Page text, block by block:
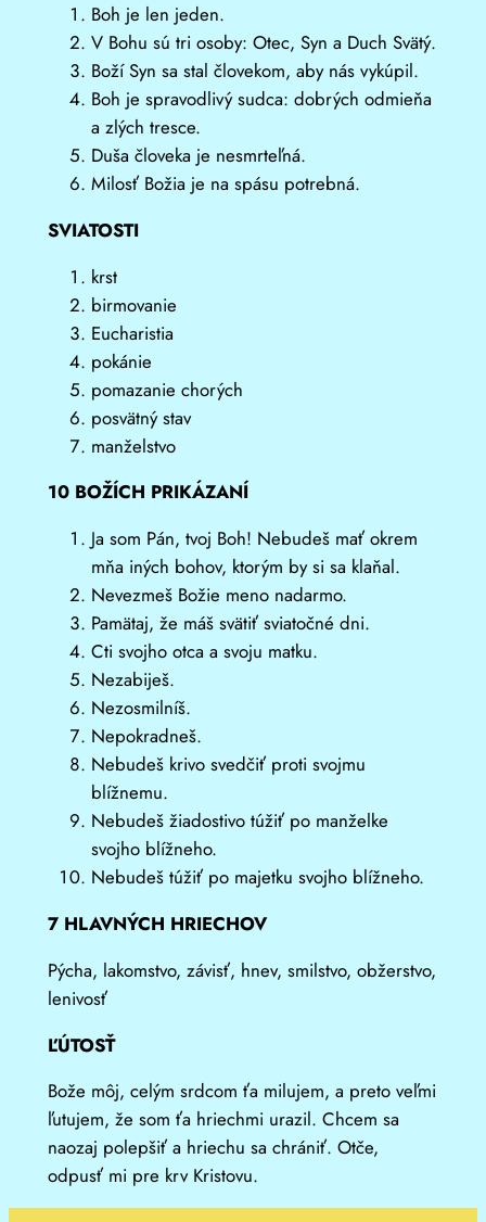
Boh je len jeden.
V Bohu sú tri osoby: Otec, Syn a Duch Svätý.
Boží Syn sa stal človekom, aby nás vykúpil.
Boh je spravodlivý sudca: dobrých odmieňa
a zlých tresce.
Duša človeka je nesmrteľná.
Milosť Božia je na spásu potrebná.
SVIATOSTI
krst
birmovanie
Eucharistia
pokánie
pomazanie chorých
posvätný stav
manželstvo
10 BOŽÍCH PRIKÁZANÍ
Ja som Pán, tvoj Boh! Nebudeš mať okrem
mňa iných bohov, ktorým by si sa klaňal.
Nevezmeš Božie meno nadarmo.
Pamätaj, že máš svätiť sviatočné dni.
Cti svojho otca a svoju matku.
Nezabiješ.
Nezosmilníš.
Nepokradneš.
Nebudeš krivo svedčiť proti svojmu
blížnemu.
Nebudeš žiadostivo túžiť po manželke
svojho blížneho.
Nebudeš túžiť po majetku svojho blížneho.
7 HLAVNÝCH HRIECHOV
Pýcha, lakomstvo, závisť, hnev, smilstvo, obžerstvo,
lenivosť
ĽÚTOSŤ
Bože môj, celým srdcom ťa milujem, a preto veľmi
ľutujem, že som ťa hriechmi urazil. Chcem sa
naozaj polepšiť a hriechu sa chrániť. Otče,
odpusť mi pre krv Kristovu.